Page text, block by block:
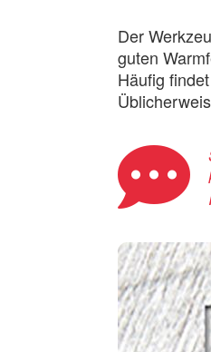
Der
guten
Häufig